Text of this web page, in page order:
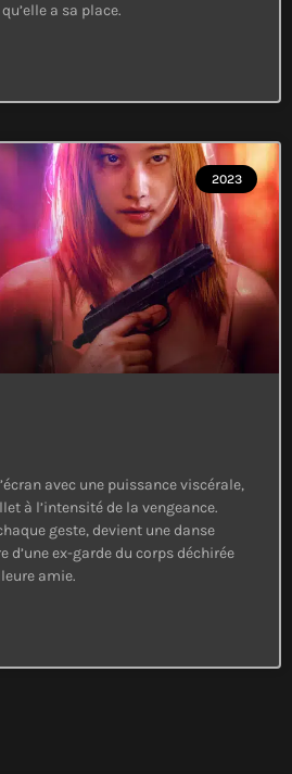
a sa place.
2023
avec une puissance viscérale,
à l’intensité de la vengeance.
geste, devient une danse
d’une ex-garde du corps déchirée
amie.